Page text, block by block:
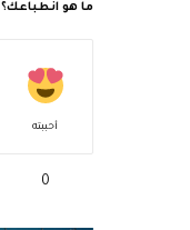
ما هو انطباعك؟
أحببته
0